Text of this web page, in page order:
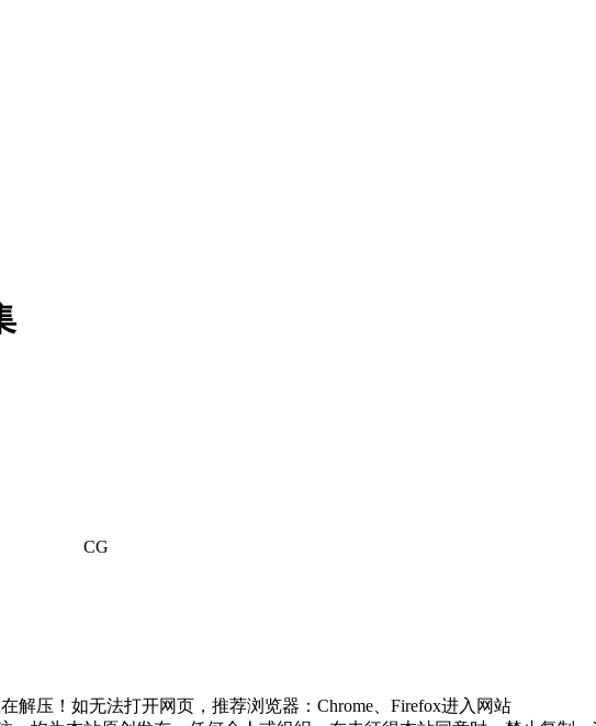
CG
解压！如无法打开网页，推荐浏览器：Chrome、Firefox进入网站